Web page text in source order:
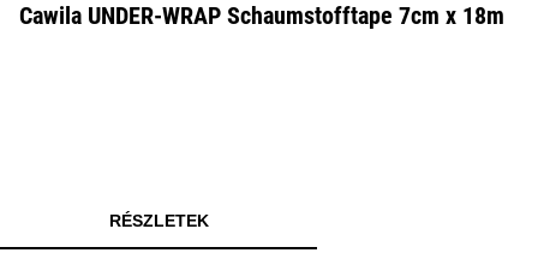
Cawila UNDER-WRAP Schaumstofftape 7cm x 18m
RÉSZLETEK